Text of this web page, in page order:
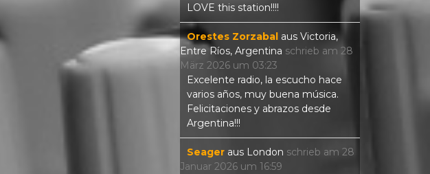
LOVE this station!!!!
Orestes Zorzabal aus Victoria,
Entre Ríos, Argentina schrieb am 28
März 2026 um 03:23
Excelente radio, la escucho hace
varios años, muy buena música.
Felicitaciones y abrazos desde
Argentina!!!
Seager aus London schrieb am 28
Januar 2026 um 16:59